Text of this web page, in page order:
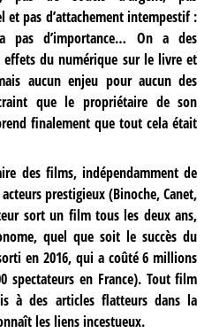
et pas d’attachement intempestif :
pas d’importance… On a des
effets du numérique sur le livre et
aucun enjeu pour aucun des
que le propriétaire de son
finalement que tout cela était
des films, indépendamment de
prestigieux (Binoche, Canet,
sort un film tous les deux ans,
quel que soit le succès du
en 2016, qui a coûté 6 millions
spectateurs en France). Tout film
à des articles flatteurs dans la
les liens incestueux.